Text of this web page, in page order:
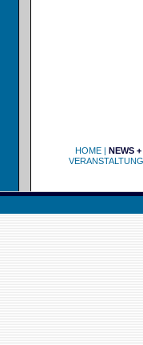
HOME| NEWS